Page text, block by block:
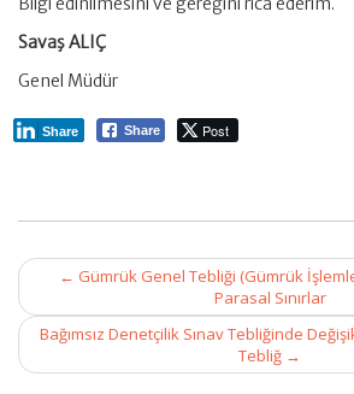
Savaş ALIÇ
Genel Müdür
Share Post
Share
Post
navigation
← Gümrük Genel Tebliği (Gümrük
Parasal Sınırlar
Bağımsız Denetçilik Sınav Tebliğinde
Tebliğ →